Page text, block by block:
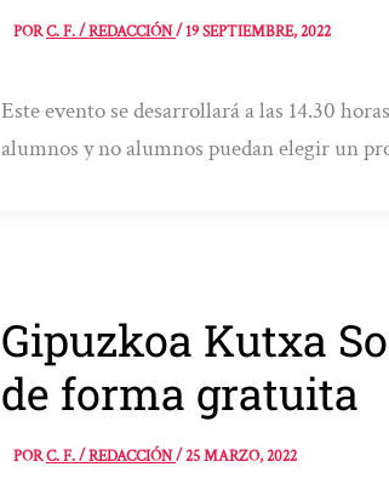
PORC. F. / REDACCIÓN/19 SEPTIEMBRE, 2022
Este evento se desarrollará a las 14.30
alumnos y no alumnos puedan elegir un
Gipuzkoa Kutxa
de forma gratuita
PORC. F. / REDACCIÓN/25 MARZO, 2022